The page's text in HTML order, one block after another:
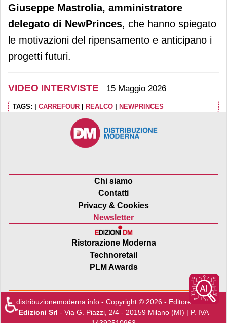
Giuseppe Mastrolia, amministratore
delegato di NewPrinces, che hanno spiegato
le motivazioni del ripensamento e anticipano i
progetti futuri.
VIDEO INTERVISTE 15 Maggio 2026
TAGS: CARREFOUR REALCO NEWPRINCES
Chi siamo
Contatti
Privacy & Cookies
Newsletter
Ristorazione Moderna
Technoretail
PLM Awards
distribuzionemoderna.info - Copyright © 2026 - Editore:Edra
Edizioni Srl - Via G. Piazzi, 2/4 - 20159 Milano (MI) | P. IVA